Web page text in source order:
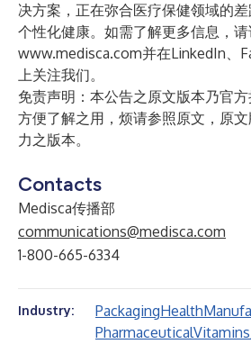
决方案，正在弥合医疗保健领域的
个性化健康。如需了解更多信息，请
www.medisca.com并在LinkedIn、
上关注我们。
免责声明：本公告之原文版本乃官
方便了解之用，烦请参照原文，原
力之版本。
Contacts
Medisca传播部
communications@medisca.com
1-800-665-6334
Industry: PackagingHealth
Pharmaceutical